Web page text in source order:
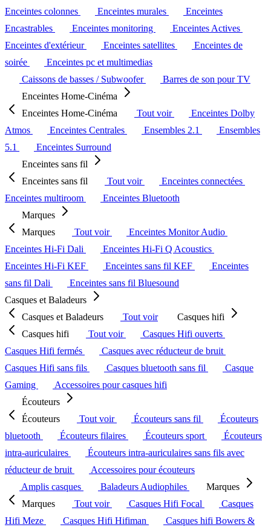
Enceintes colonnes
Enceintes murales
Enceintes
Encastrables
Enceintes monitoring
Enceintes Actives
Enceintes d'extérieur
Enceintes satellites
Enceintes de
soirée
Enceintes pc et multimedias
Caissons de basses / Subwoofer
Barres de son pour TV
Enceintes Home-Cinéma
Enceintes Home-Cinéma
Tout voir
Enceintes Dolby
Atmos
Enceintes Centrales Ensembles 2.1
Ensembles
5.1
Enceintes Surround
Enceintes sans fil
Enceintes sans fil
Tout voir
Enceintes connectées
Enceintes multiroom
Enceintes Bluetooth
Marques
Marques
Tout voir
Enceintes Monitor Audio
Enceintes Hi-Fi Dali
Enceintes Hi-Fi Q Acoustics
Enceintes Hi-Fi KEF
Enceintes sans fil KEF
Enceintes
sans fil Dali
Enceintes sans fil Bluesound
Casques et Baladeurs
Casques et Baladeurs
Tout voir
Casques hifi
Casques hifi
Tout voir
Casques Hifi ouverts
Casques Hifi fermés
Casques avec réducteur de bruit
Casques Hifi sans fils
Casques bluetooth sans fil
Casque
Gaming
Accessoires pour casques hifi
Écouteurs
Écouteurs
Tout voir Écouteurs sans fil
Écouteurs
bluetooth
Écouteurs filaires Écouteurs sport
Écouteurs
intra-auriculaires
Écouteurs intra-auriculaires sans fils avec
réducteur de bruit
Accessoires pour écouteurs
Amplis casques
Baladeurs Audiophiles
Marques
Marques
Tout voir Casques Hifi Focal
Casques
Hifi Meze
Casques Hifi Hifiman
Casques hifi Bowers &